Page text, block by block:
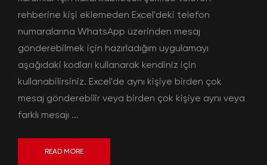
rehberine kişi eklemeden Excel'deki telefon
numaralarına WhatsApp üzerinden mesaj
gönderebilmek için hazırladığım uygulamayı
aşağıdaki kodları kullanarak kendiniz için
kullanabilirsiniz. Excel'de aynı kişiye birden çok
mesaj gönderebilir veya birden çok kişiye aynı veya
farklı mesajı ...
READ MORE